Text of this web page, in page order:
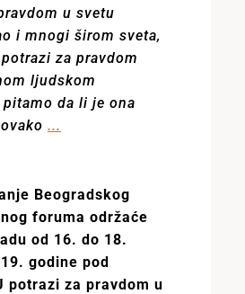
u svetu
i mnogi širom sveta,
za pravdom
ljudskom
da li je ona
...
Beogradskog
foruma održaće
od 16. do 18.
godine pod
potrazi za pravdom u